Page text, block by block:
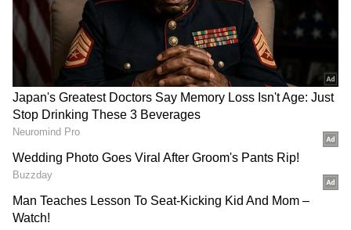
Image Credit :
வெயிட்டிங் லிஸ்ட் கவலையே வேண்டாம்!
ஆன்லைனில் டிக்கெட் புக் செய்யும் போது
'VIKALP' என்ற ஆப்ஷனை டிக் செய்ய
மறக்காதீர்கள். உங்களது டிக்கெட் கன்பார்ம்
ஆகவில்லை என்றால், அதே வழித்தடத்தில்
செல்லும் பிற மாற்று ரயில்களில் (அதிவேக
ரயில்கள் உட்பட) காலியாக இருக்கும்